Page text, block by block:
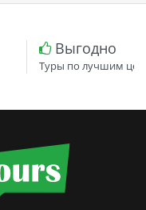
Выгодно
Туры по лучшим